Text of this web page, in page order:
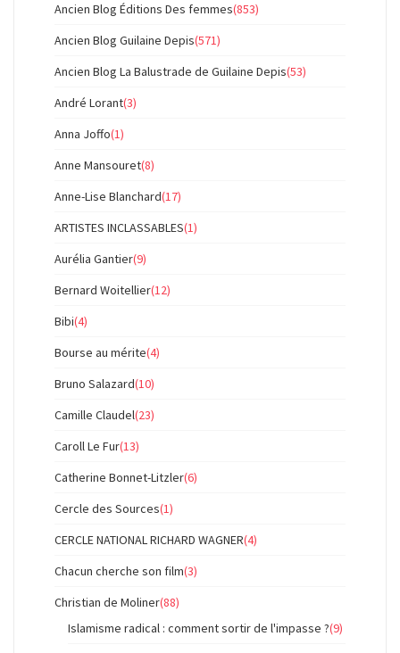
Ancien Blog Éditions Des femmes(853)
Ancien Blog Guilaine Depis(571)
Ancien Blog La Balustrade de Guilaine Depis(53)
André Lorant(3)
Anna Joffo(1)
Anne Mansouret(8)
Anne-Lise Blanchard(17)
ARTISTES INCLASSABLES(1)
Aurélia Gantier(9)
Bernard Woitellier(12)
Bibi(4)
Bourse au mérite(4)
Bruno Salazard(10)
Camille Claudel(23)
Caroll Le Fur(13)
Catherine Bonnet-Litzler(6)
Cercle des Sources(1)
CERCLE NATIONAL RICHARD WAGNER(4)
Chacun cherche son film(3)
Christian de Moliner(88)
Islamisme radical : comment sortir de l'impasse ?(9)